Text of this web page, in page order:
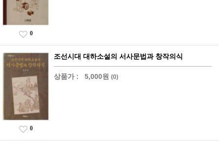
0
조선시대 대하소설의 서사문법과 창작의식
상품가 : 5,000원 (0)
0